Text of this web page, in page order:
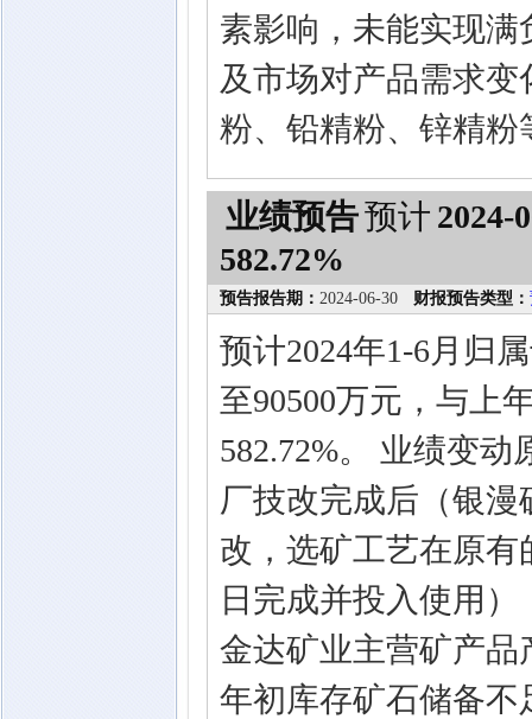
素影响，未能实现
及市场对产品需求
粉、铅精粉、锌精
业绩预告预计 2024-
582.72%
预告报告期： 2024-06-30 财报预告类型：
预计2024年1-6月归
至90500万元，与上
582.72%。 业绩变
厂技改完成后（银漫
改，选矿工艺在原有
日完成并投入使用
金达矿业主营矿产
年初库存矿石储备不